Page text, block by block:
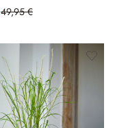
49,95 €
(47.53% gespart)